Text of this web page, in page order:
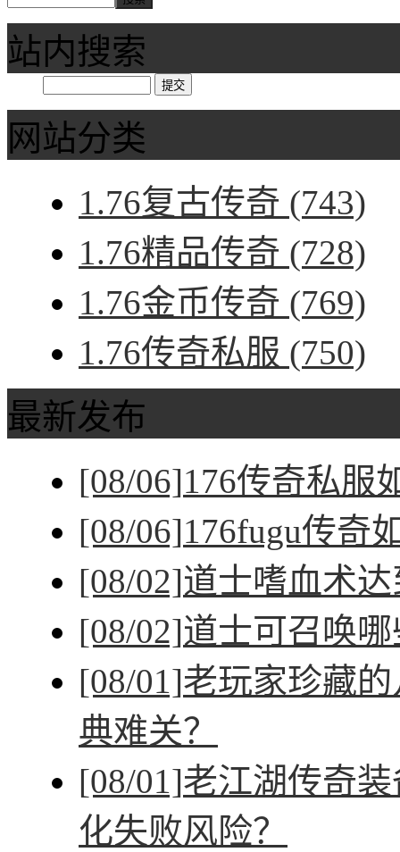
站内搜索
网站分类
1.76复古传奇 (743)
1.76精品传奇 (728)
1.76金币传奇 (769)
1.76传奇私服 (750)
最新发布
[08/06]176传奇私服
[08/06]176fugu传奇
[08/02]道士嗜血术
[08/02]道士可召唤
[08/01]老玩家珍藏
典难关？
[08/01]老江湖传奇
化失败风险？